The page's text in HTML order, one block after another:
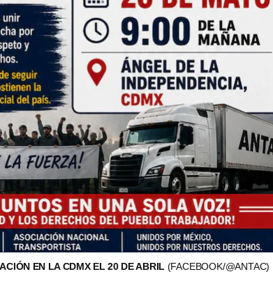
EN LA CDMX EL 20 DE ABRIL (FACEBOOK/@ANTAC)